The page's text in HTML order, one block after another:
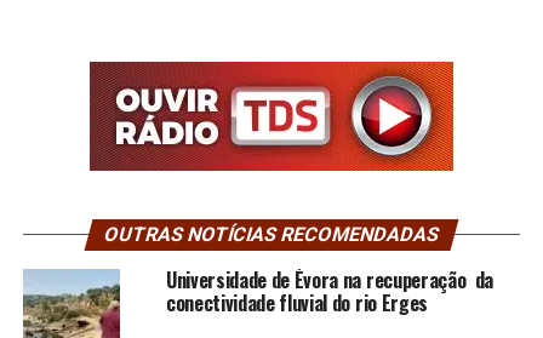
OUTRAS NOTÍCIAS RECOMENDADAS
Universidade de Évora na recuperação da
conectividade fluvial do rio Erges